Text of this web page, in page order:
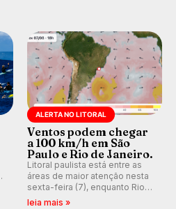
ALERTA NO LITORAL
Ventos podem chegar
a 100 km/h em São
Paulo e Rio de Janeiro.
Litoral paulista está entre as
áreas de maior atenção nesta
sexta-feira (7), enquanto Rio
de Janeiro também recebe
leia mais »